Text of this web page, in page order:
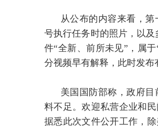
从公布的内容来看，
号执行任务时的照片，以
件“全新、前所未见”，属
分视频早有解释，此时发布
美国国防部称，政府
料不足。欢迎私营企业和
据悉此次文件公开工作，